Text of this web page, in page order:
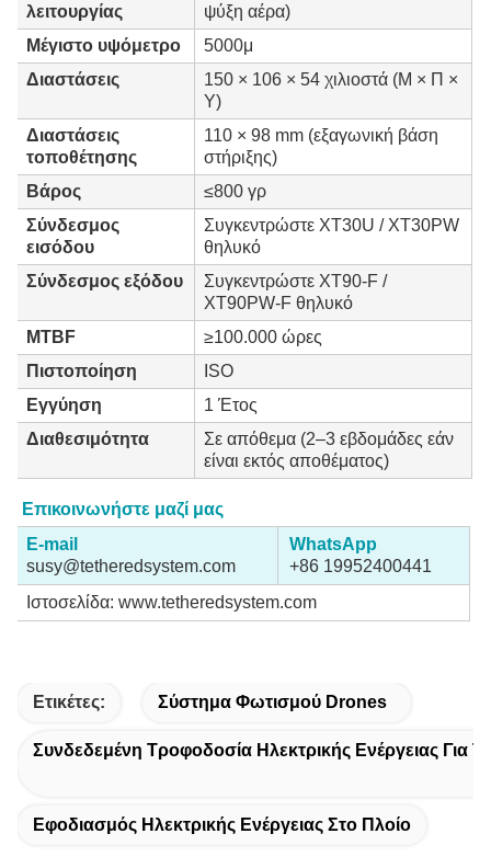
λειτουργίας
ψύξη αέρα)
Μέγιστο υψόμετρο
5000μ
Διαστάσεις
150 × 106 × 54 χιλιοστά (Μ × Π ×
Υ)
Διαστάσεις
τοποθέτησης
110 × 98 mm (εξαγωνική βάση
στήριξης)
Βάρος
≤800 γρ
Σύνδεσμος
εισόδου
Συγκεντρώστε XT30U / XT30PW
θηλυκό
Σύνδεσμος εξόδου
Συγκεντρώστε XT90-F /
XT90PW-F θηλυκό
MTBF
≥100.000 ώρες
Πιστοποίηση
ISO
Εγγύηση
1 Έτος
Διαθεσιμότητα
Σε απόθεμα (2–3 εβδομάδες εάν
είναι εκτός αποθέματος)
Επικοινωνήστε μαζί μας
E-mail
susy@tetheredsystem.com
WhatsApp
+86 19952400441
Ιστοσελίδα: www.tetheredsystem.com
Ετικέτες: Σύστημα Φωτισμού Drones
Συνδεδεμένη Τροφοδοσία Ηλεκτρικής Ενέργειας Για
Εφοδιασμός Ηλεκτρικής Ενέργειας Στο Πλοίο